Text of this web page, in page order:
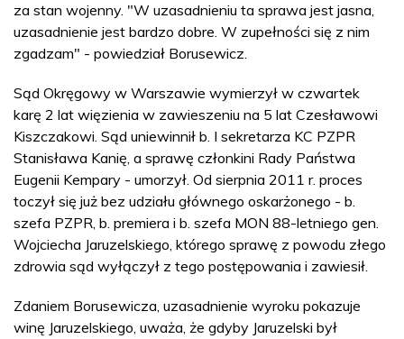
za stan wojenny. "W uzasadnieniu ta sprawa jest jasna,
uzasadnienie jest bardzo dobre. W zupełności się z nim
zgadzam" - powiedział Borusewicz.
Sąd Okręgowy w Warszawie wymierzył w czwartek
karę 2 lat więzienia w zawieszeniu na 5 lat Czesławowi
Kiszczakowi. Sąd uniewinnił b. I sekretarza KC PZPR
Stanisława Kanię, a sprawę członkini Rady Państwa
Eugenii Kempary - umorzył. Od sierpnia 2011 r. proces
toczył się już bez udziału głównego oskarżonego - b.
szefa PZPR, b. premiera i b. szefa MON 88-letniego gen.
Wojciecha Jaruzelskiego, którego sprawę z powodu złego
zdrowia sąd wyłączył z tego postępowania i zawiesił.
Zdaniem Borusewicza, uzasadnienie wyroku pokazuje
winę Jaruzelskiego, uważa, że gdyby Jaruzelski był